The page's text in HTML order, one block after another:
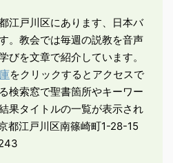
江戸川区にあります、日本バ
。教会では毎週の説教を音声
びを文章で紹介しています。
をクリックするとアクセスで
検索窓で聖書箇所やキーワー
果タイトルの一覧が表示され
江戸川区南篠崎町1-28-15